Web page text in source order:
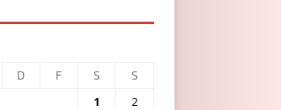
D F S
S
1
2